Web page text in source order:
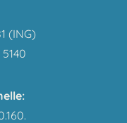
(ING)